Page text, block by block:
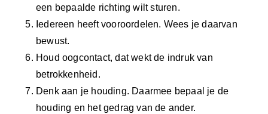
een bepaalde richting wilt sturen.
Iedereen heeft vooroordelen. Wees je daarvan
bewust.
Houd oogcontact, dat wekt de indruk van
betrokkenheid.
Denk aan je houding. Daarmee bepaal je de
houding en het gedrag van de ander.